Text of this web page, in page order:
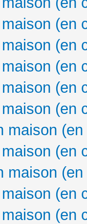
(en
(en
(en
(en
(en
maison
(en
maison
(en
(en